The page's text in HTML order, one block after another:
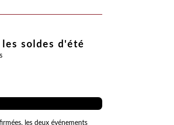
soldes d'été
les deux événements